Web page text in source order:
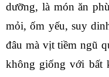
dưỡng, là món ăn
mỏi, ốm yếu, suy
đâu mà vịt tiềm ngũ
không giống với bất